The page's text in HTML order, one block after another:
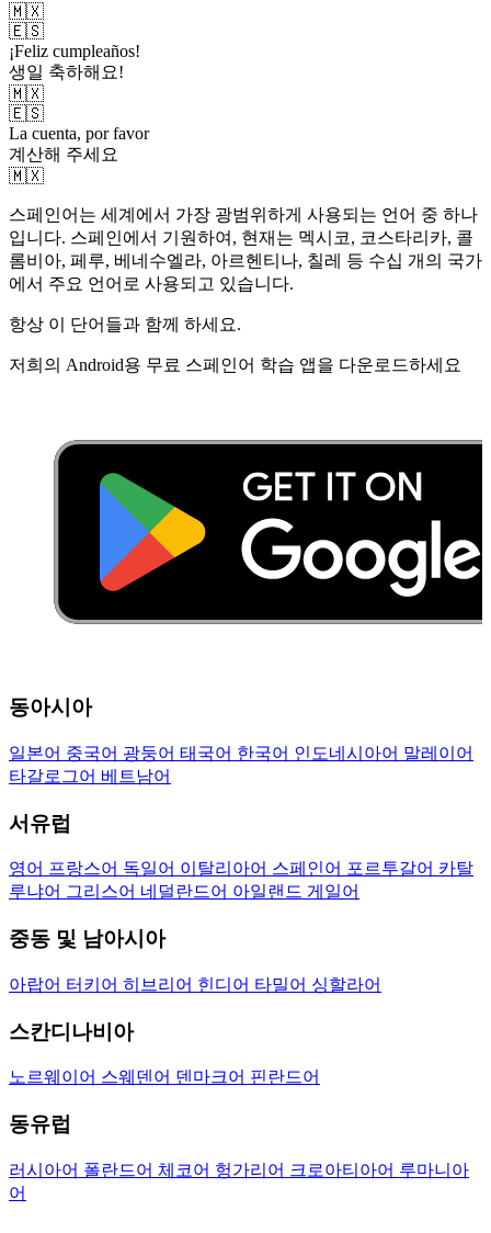
🇲🇽
🇪🇸
¡Feliz cumpleaños!
생일 축하해요!
🇲🇽
🇪🇸
La cuenta, por favor
계산해 주세요
🇲🇽
스페인어는 세계에서 가장 광범위하게 사용되는 언어 중 하나
입니다. 스페인에서 기원하여, 현재는 멕시코, 코스타리카, 콜
롬비아, 페루, 베네수엘라, 아르헨티나, 칠레 등 수십 개의 국가
에서 주요 언어로 사용되고 있습니다.
항상 이 단어들과 함께 하세요.
저희의 Android용 무료 스페인어 학습 앱을 다운로드하세요
동아시아
일본어 중국어 광둥어 태국어 한국어 인도네시아어 말레이어
타갈로그어 베트남어
서유럽
영어 프랑스어 독일어 이탈리아어 스페인어 포르투갈어 카탈
루냐어 그리스어 네덜란드어 아일랜드 게일어
중동 및 남아시아
아랍어 터키어 히브리어 힌디어 타밀어 싱할라어
스칸디나비아
노르웨이어 스웨덴어 덴마크어 핀란드어
동유럽
러시아어 폴란드어 체코어 헝가리어 크로아티아어 루마니아
어